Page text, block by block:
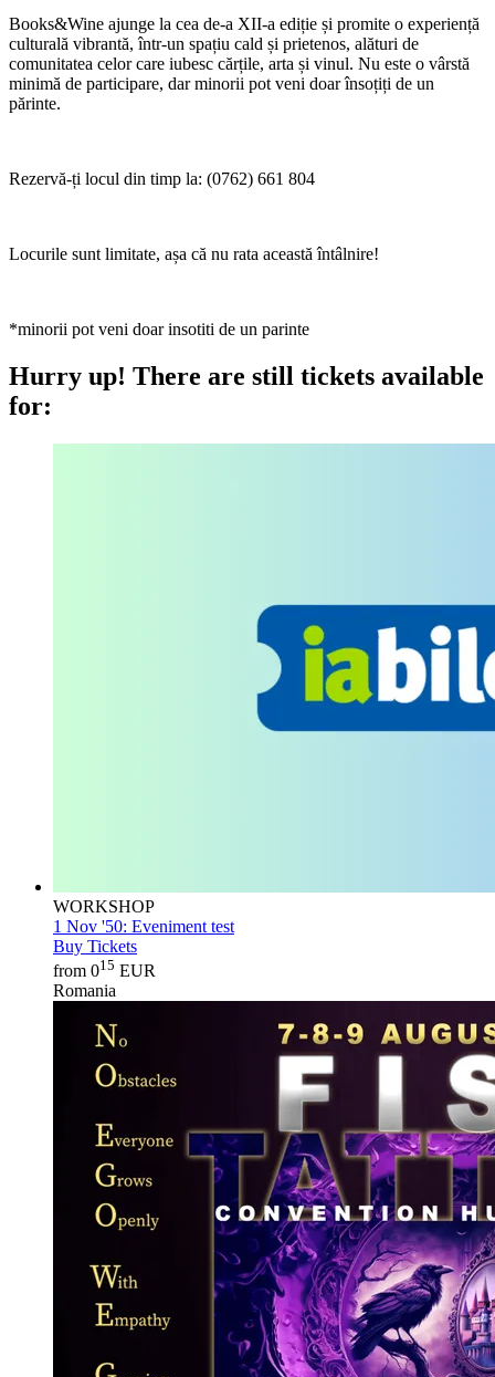
Books&Wine ajunge la cea de-a XII-a ediție și promite o experiență
culturală vibrantă, într-un spațiu cald și prietenos, alături de
comunitatea celor care iubesc cărțile, arta și vinul. Nu este o vârstă
minimă de participare, dar minorii pot veni doar însoțiți de un
părinte.
Rezervă-ți locul din timp la: (0762) 661 804
Locurile sunt limitate, așa că nu rata această întâlnire!
*minorii pot veni doar insotiti de un parinte
Hurry up! There are still tickets available
for:
WORKSHOP
1 Nov '50: Eveniment test
Buy Tickets
from 015 EUR
Romania